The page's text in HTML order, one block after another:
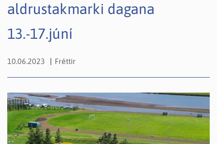
aldrustakmarki dagana
13.-17.júní
10.06.2023 Fréttir